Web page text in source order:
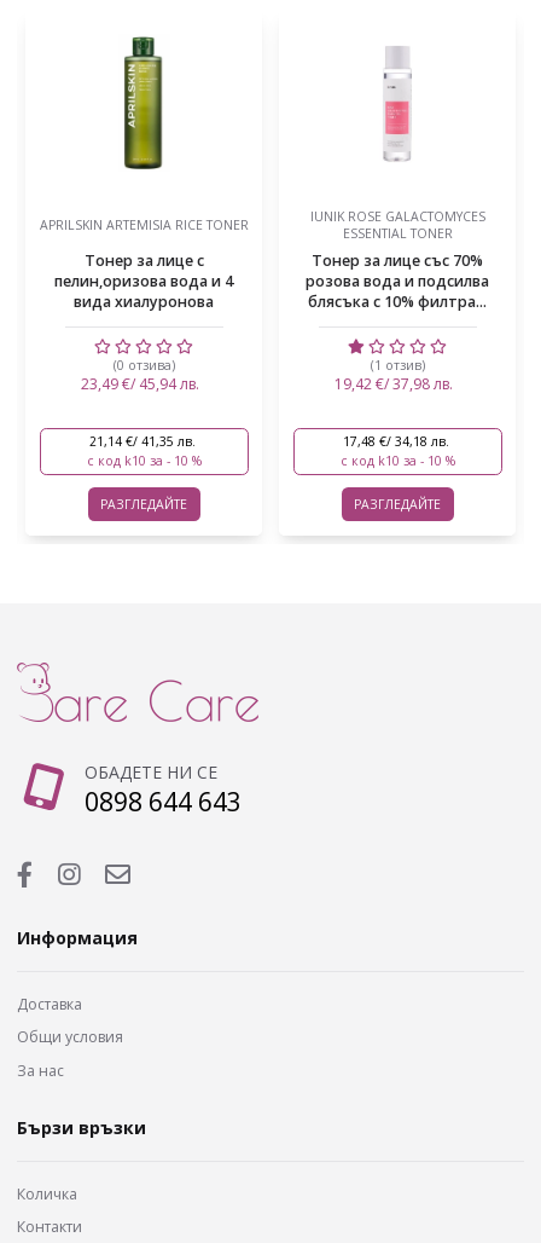
APRILSKIN ARTEMISIA RICE TONER
Тонер за лице с
пелин,оризова вода и 4
вида хиалуронова
киселина
(0 отзива)
23,49 €/ 45,94 лв.
21,14 €/ 41,35 лв.
с код k10 за - 10 %
РАЗГЛЕДАЙТЕ
IUNIK ROSE GALACTOMYCES
ESSENTIAL TONER
Тонер за лице със 70%
розова вода и подсилва
блясъка с 10% филтра...
(1 отзив)
19,42 €/ 37,98 лв.
17,48 €/ 34,18 лв.
с код k10 за - 10 %
РАЗГЛЕДАЙТЕ
ОБАДЕТЕ НИ СЕ
0898 644 643
Информация
Доставка
Общи условия
За нас
Бързи връзки
Количка
Контакти